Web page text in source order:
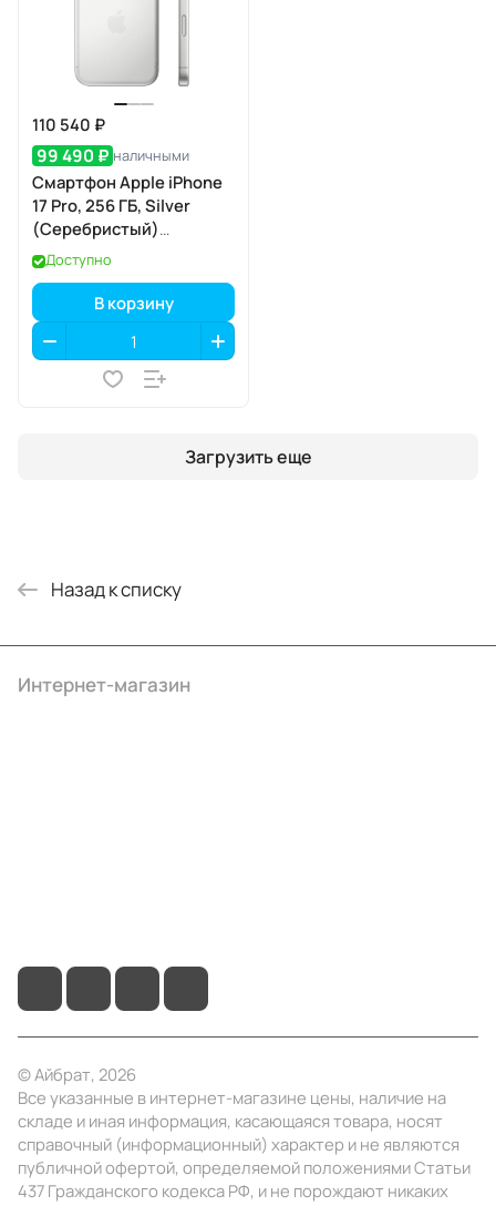
110 540 ₽
99 490 ₽ наличными
Смартфон Apple iPhone
17 Pro, 256 ГБ, Silver
(Серебристый)
SIM+eSIM
Доступно
В корзину
Загрузить еще
Назад к списку
Интернет-магазин
© Айбрат, 2026
Все указанные в интернет-магазине цены, наличие на
складе и иная информация, касающаяся товара, носят
справочный (информационный) характер и не являются
публичной офертой, определяемой положениями Статьи
437 Гражданского кодекса РФ, и не порождают никаких